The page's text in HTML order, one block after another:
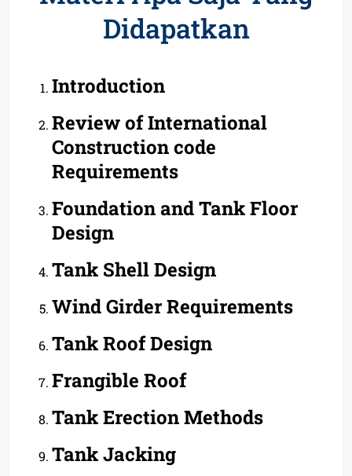
Didapatkan
Introduction
Review of International
Construction code
Requirements
Foundation and Tank Floor
Design
Tank Shell Design
Wind Girder Requirements
Tank Roof Design
Frangible Roof
Tank Erection Methods
Tank Jacking